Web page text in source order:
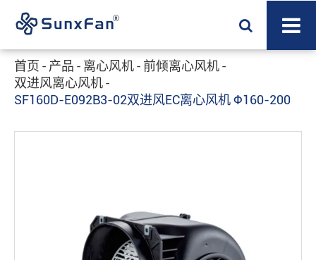
首页 产品 离心风机
前倾离心风机
双进风离心风机
SF160D-E092B3-02双进风EC离心风机 Φ160-200